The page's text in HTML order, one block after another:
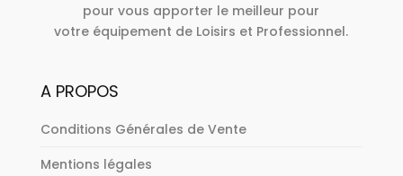
pour vous apporter le meilleur pour
votre équipement de Loisirs et Professionnel.
A PROPOS
Conditions Générales de Vente
Mentions légales